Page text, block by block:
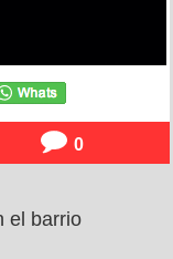
0
el barrio